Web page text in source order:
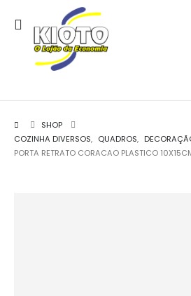
SHOP
COZINHA DIVERSOS, QUADROS,
PORTA RETRATO CORACAO PLASTICO